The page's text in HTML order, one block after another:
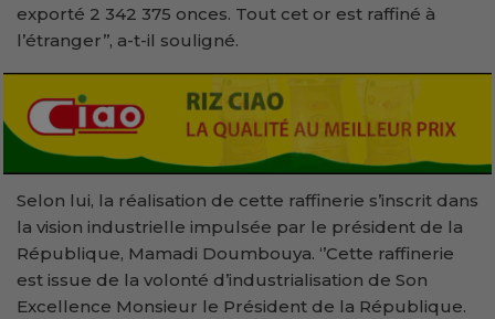
exporté 2 342 375 onces. Tout cet or est raffiné à
l’étranger’’, a-t-il souligné.
Selon lui, la réalisation de cette raffinerie s’inscrit dans
la vision industrielle impulsée par le président de la
République, Mamadi Doumbouya. ‘’Cette raffinerie
est issue de la volonté d’industrialisation de Son
Excellence Monsieur le Président de la République.